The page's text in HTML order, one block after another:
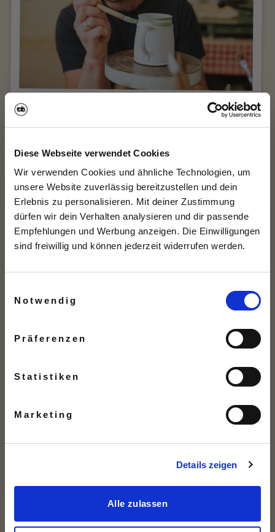
Diese Webseite verwendet Cookies
Wir verwenden Cookies und ähnliche Technologien, um
unsere Website zuverlässig bereitzustellen und dein
Erlebnis zu personalisieren. Mit deiner Zustimmung
dürfen wir dein Verhalten analysieren und dir passende
Empfehlungen und Werbung anzeigen. Die Einwilligungen
sind freiwillig und können jederzeit widerrufen werden.
Notwendig
Präferenzen
Statistiken
Marketing
Details zeigen
Alle zulassen
Handwerkskunst
10% auf deine
Jetzt Rabattcode erhalten.
Email
Mit der Eingabe deiner Email-Adresse stimmst du